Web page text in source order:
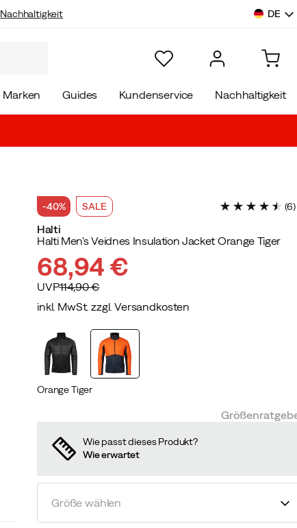
Nachhaltigkeit DE
Marken Guides Kundenservice Nachhaltigkeit
-40% SALE (6)
Halti
Halti Men's Veidnes Insulation Jacket Orange Tiger
discounted
price
68,94 €
original
price
UVP114,90 €
inkl. MwSt. zzgl. Versandkosten
Orange Tiger
Wie passt dieses Produkt?
Wie erwartet
Größe wählen